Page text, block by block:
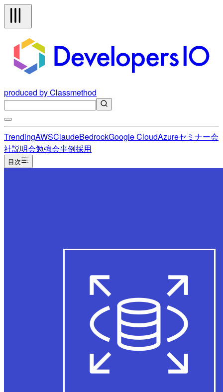
produced by Classmethod
TrendingAWSClaudeBedrockGoogle CloudAzureセミナー会
社説明会勉強会事例採用
目次